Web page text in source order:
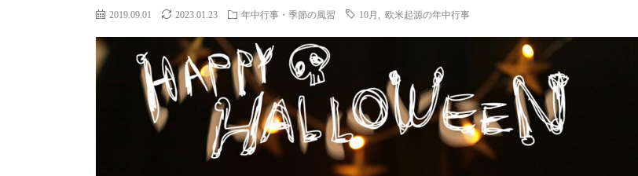
2019.09.01 2023.01.23 年中行事・季節の風習 10月 欧米起源の年中行事